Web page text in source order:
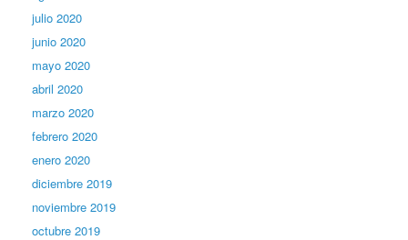
julio 2020
junio 2020
mayo 2020
abril 2020
marzo 2020
febrero 2020
enero 2020
diciembre 2019
noviembre 2019
octubre 2019